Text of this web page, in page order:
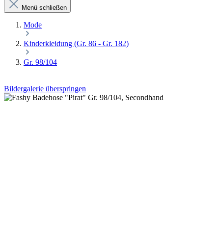
Menü schließen
Mode
Kinderkleidung (Gr. 86 - Gr. 182)
Gr. 98/104
Bildergalerie überspringen